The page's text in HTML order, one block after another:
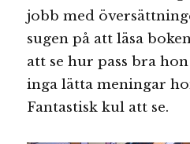
jobb med
sugen på att läsa
att se hur pass bra
inga lätta meningar
Fantastisk kul att se.